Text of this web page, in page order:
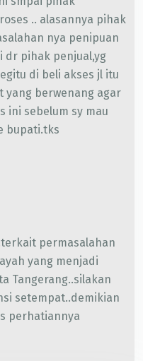
.. alasannya pihak
nya penipuan
dr pihak penjual,yg
di beli akses jl itu
berwenang agar
ini sebelum sy mau
bupati.tks
permasalahan
yang menjadi
Tangerang..silakan
setempat..demikian
perhatiannya